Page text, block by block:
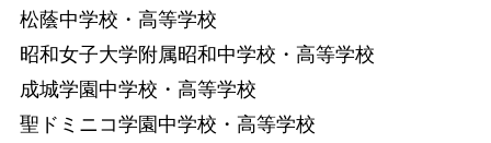
松蔭中学校・高等学校
昭和女子大学附属昭和中学校・高等学校
成城学園中学校・高等学校
聖ドミニコ学園中学校・高等学校